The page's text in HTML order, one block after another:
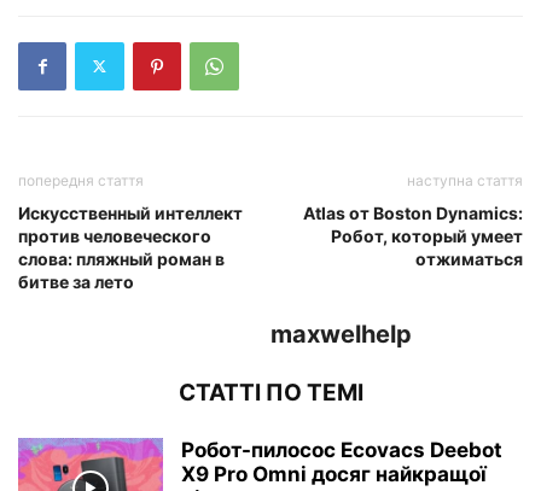
попередня стаття
Искусственный интеллект
против человеческого
слова: пляжный роман в
битве за лето
наступна стаття
Atlas от Boston Dynamics:
Робот, который умеет
отжиматься
maxwelhelp
СТАТТІ ПО ТЕМІ
Робот-пилосос Ecovacs Deebot
X9 Pro Omni досяг найкращої